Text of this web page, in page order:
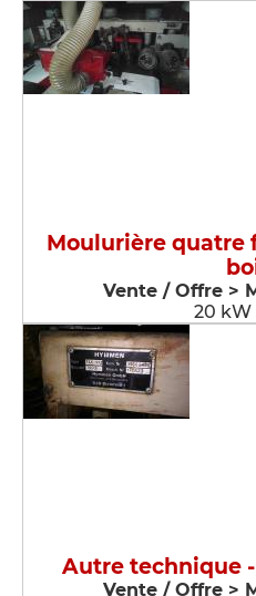
Moulurière quatre
Vente / Offre >
20 kW
Autre technique
Vente / Offre >